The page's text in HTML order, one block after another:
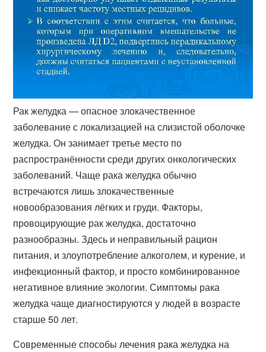
Рак желудка — опасное злокачественное
заболевание с локализацией на слизистой оболочке
желудка. Он занимает третье место по
распространённости среди других онкологических
заболеваний. Чаще рака желудка обычно
встречаются лишь злокачественные
новообразования лёгких и груди. Факторы,
провоцирующие рак желудка, достаточно
разнообразны. Здесь и неправильный рацион
питания, и злоупотребление алкоголем, и курение, и
инфекционный фактор, и просто комбинированное
негативное влияние экологии. Симптомы рака
желудка чаще диагностируются у людей в возрасте
старше 50 лет.
Современные способы лечения рака желудка на